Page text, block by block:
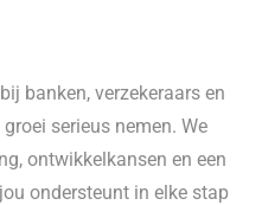
banken, verzekeraars en
serieus nemen. We
ontwikkelkansen en een
ondersteunt in elke stap